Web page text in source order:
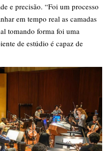
e precisão. “Foi um processo
em tempo real as camadas
tomando forma foi uma
de estúdio é capaz de